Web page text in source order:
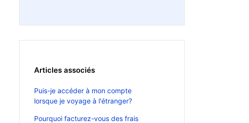
Articles associés
Puis-je accéder à mon compte
lorsque je voyage à l'étranger?
Pourquoi facturez-vous des frais